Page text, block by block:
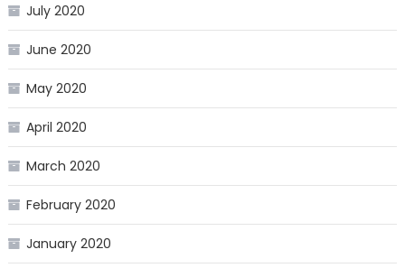
July 2020
June 2020
May 2020
April 2020
March 2020
February 2020
January 2020